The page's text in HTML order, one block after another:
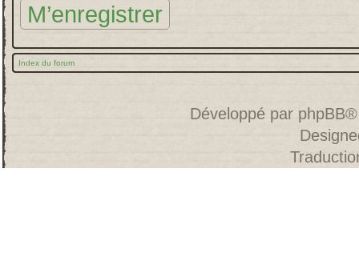
M’enregistrer
Index du forum
Développé par phpBB®